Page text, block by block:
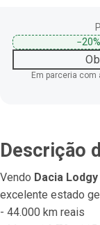
Em parceria com
Descrição
Vendo Dacia Lodgy
excelente estado
- 44.000 km reais